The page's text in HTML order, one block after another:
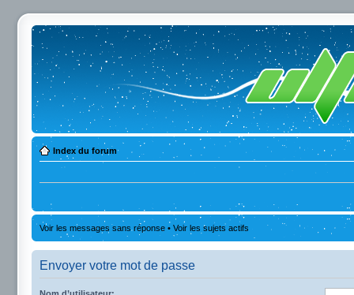
Index du forum
Voir les messages sans réponse • Voir les sujets actifs
Envoyer votre mot de passe